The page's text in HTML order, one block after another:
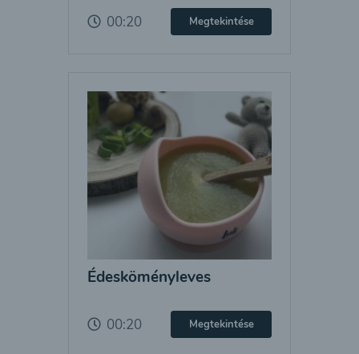
00:20 Megtekintése
Édesköményleves
00:20 Megtekintése